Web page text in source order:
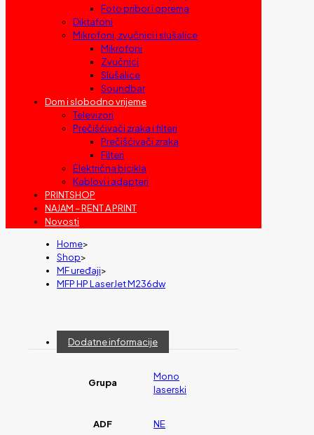
Foto pribor i oprema
Diktafoni
Mikrofoni, zvučnici i slušalice
Mikrofoni
Zvučnici
Slušalice
Soundbar
Dom i slobodno vrijeme
Televizori
Prečišćivači zraka i filteri
Prečišćivači zraka
Filteri
Električna bicikla
Kablovi i adapteri
PRINTSHOP
NAJAM – RENT A PRINT
Novosti
Home>
Shop>
MF uređaji>
MFP HP LaserJet M236dw
Dodatne informacije
Grupa
Mono
laserski
ADF NE